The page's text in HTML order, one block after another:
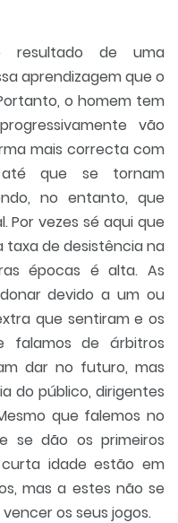
de uma
aprendizagem que o
o homem tem
vão
mais correcta com
que se tornam
no entanto, que
Por vezes sé aqui que
taxa de desistência na
épocas é alta. As
devido a um ou
que sentiram e os
falamos de árbitros
dar no futuro, mas
do público, dirigentes
que falemos no
se dão os primeiros
curta idade estão em
mas a estes não se
os seus jogos.